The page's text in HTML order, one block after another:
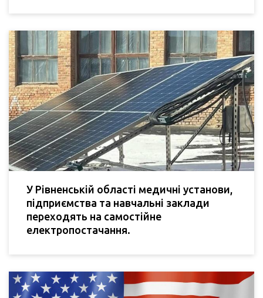
У Рівненській області медичні установи,
підприємства та навчальні заклади
переходять на самостійне
електропостачання.